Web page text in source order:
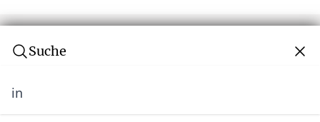
Suche
in
Abonnieren Sie unseren Newsletter